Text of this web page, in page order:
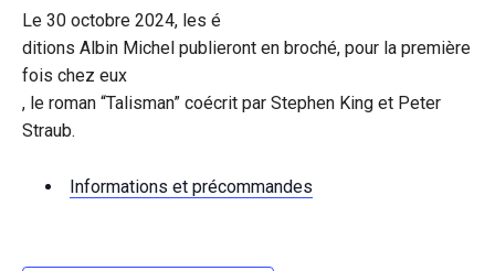
Le 30 octobre 2024, les é
ditions Albin Michel publieront en broché, pour la première
fois chez eux
, le roman “Talisman” coécrit par Stephen King et Peter
Straub.
Informations et précommandes